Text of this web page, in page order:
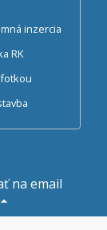
Súkromná inzercia
RK
Len s fotkou
na email